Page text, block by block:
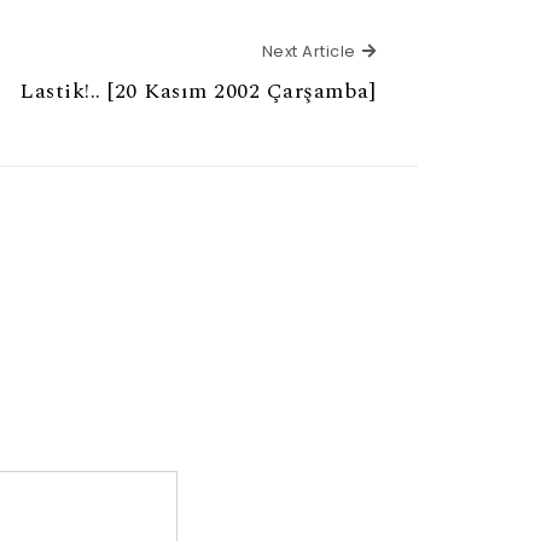
Next Article Next Article
Lastik!.. [20 Kasım 2002 Çarşamba]